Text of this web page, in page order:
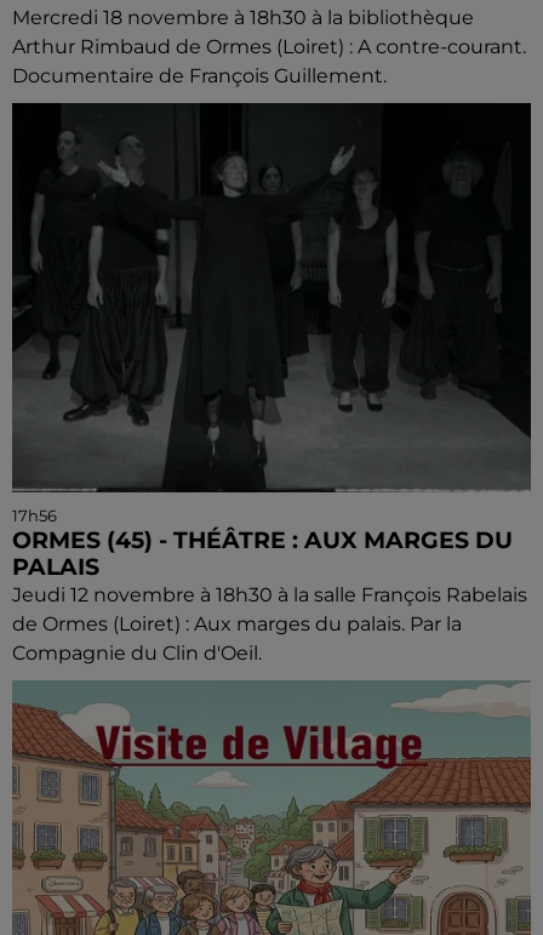
Mercredi 18 novembre à 18h30 à la bibliothèque
Arthur Rimbaud de Ormes (Loiret) : A contre-courant.
Documentaire de François Guillement.
17h56
ORMES (45) - THÉÂTRE : AUX MARGES DU
PALAIS
Jeudi 12 novembre à 18h30 à la salle François Rabelais
de Ormes (Loiret) : Aux marges du palais. Par la
Compagnie du Clin d'Oeil.